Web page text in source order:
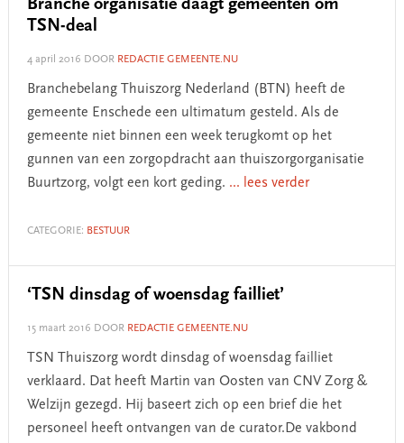
Branche organisatie daagt gemeenten om
TSN-deal
4 april 2016 DOOR REDACTIE GEMEENTE.NU
Branchebelang Thuiszorg Nederland (BTN) heeft de
gemeente Enschede een ultimatum gesteld. Als de
gemeente niet binnen een week terugkomt op het
gunnen van een zorgopdracht aan thuiszorgorganisatie
Buurtzorg, volgt een kort geding. ... lees verder
CATEGORIE: BESTUUR
‘TSN dinsdag of woensdag failliet’
15 maart 2016 DOOR REDACTIE GEMEENTE.NU
TSN Thuiszorg wordt dinsdag of woensdag failliet
verklaard. Dat heeft Martin van Oosten van CNV Zorg &
Welzijn gezegd. Hij baseert zich op een brief die het
personeel heeft ontvangen van de curator.De vakbond